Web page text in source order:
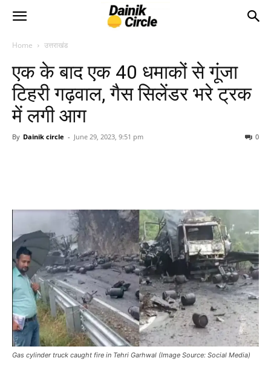
Home उत्तराखंड
एक के बाद एक 40 धमाकों से गूंजा
टिहरी गढ़वाल, गैस सिलेंडर भरे ट्रक
में लगी आग
By Dainik circle - June 29, 2023, 9:51 pm 0
Gas cylinder truck caught fire in Tehri Garhwal (Image Source: Social Media)